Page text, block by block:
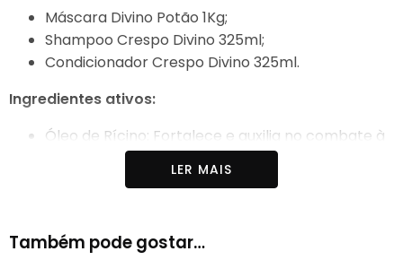
Máscara Divino Potão 1Kg;
Shampoo Crespo Divino 325ml;
Condicionador Crespo Divino 325ml.
Ingredientes ativos:
Óleo de Rícino: Fortalece e auxilia no combate à
queda por quebra dos fios;
Óleo de Argan: Rico em ácidos graxos e Vitamina
hidratante, recupera e renova a estrutura
LER MAIS
Também pode gostar…